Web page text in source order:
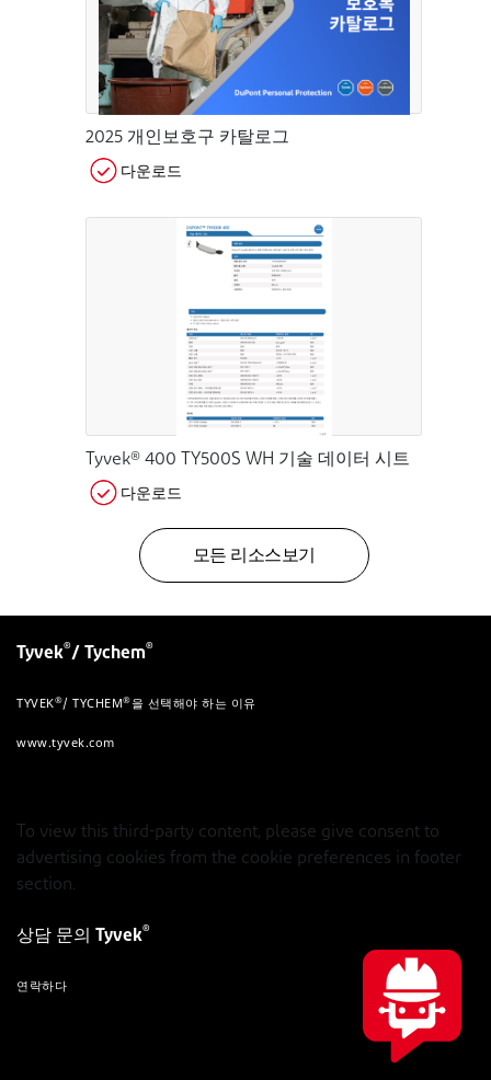
2025 개인보호구 카탈로그
다운로드
Tyvek® 400 TY500S WH 기술 데이터 시트
다운로드
모든 리소스보기
Tyvek®/ Tychem®
TYVEK®/ TYCHEM®을 선택해야 하는 이유
www.tyvek.com
To view this third-party content, please give consent to
advertising cookies from the cookie preferences in footer
section.
상담 문의 Tyvek®
연락하다